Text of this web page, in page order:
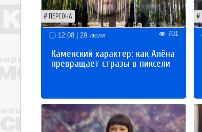
ПЕРСОНА
12:08 | 29 июля 701
Каменский характер: как Алёна
превращает стразы в пиксели